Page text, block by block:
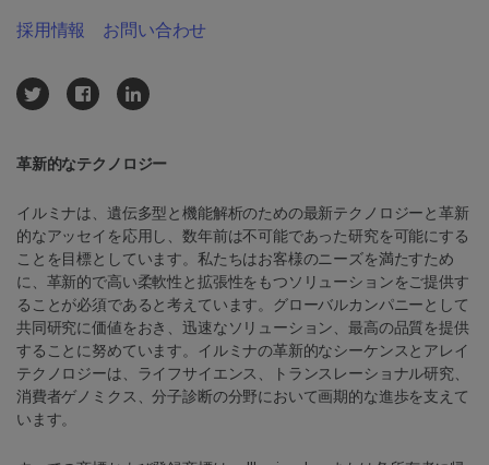
革新的なテクノロジー
イルミナは、遺伝多型と機能解析のための最新テクノロジーと革新
的なアッセイを応用し、数年前は不可能であった研究を可能にする
ことを目標としています。私たちはお客様のニーズを満たすため
に、革新的で高い柔軟性と拡張性をもつソリューションをご提供す
ることが必須であると考えています。グローバルカンパニーとして
共同研究に価値をおき、迅速なソリューション、最高の品質を提供
することに努めています。イルミナの革新的なシーケンスとアレイ
テクノロジーは、ライフサイエンス、トランスレーショナル研究、
消費者ゲノミクス、分子診断の分野において画期的な進歩を支えて
います。
採用情報 お問い合わせ